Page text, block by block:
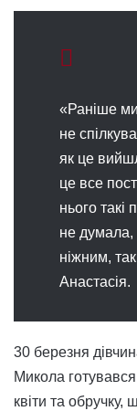
«Раніше
не
як це
це все
нього
не думала,
ніжним,
Анастасія.
30 березня
Микола
квіти та